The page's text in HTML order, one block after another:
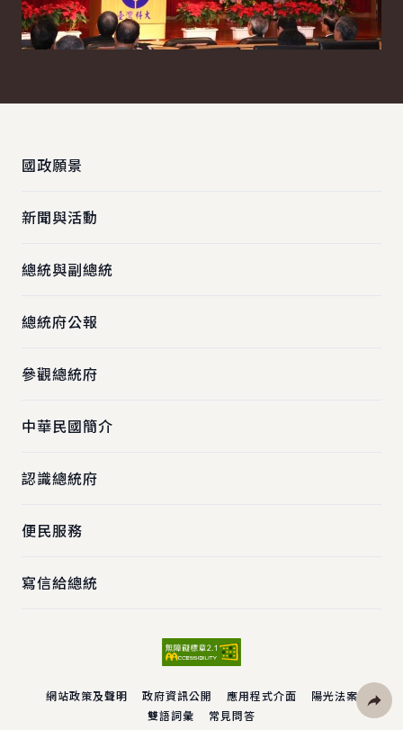
國政願景
新聞與活動
總統與副總統
總統府公報
參觀總統府
中華民國簡介
認識總統府
便民服務
寫信給總統
網站政策及聲明 政府資訊公開 應用程式介面
陽光法案
雙語詞彙
常見問答